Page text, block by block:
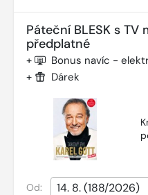
Páteční BLESK s
předplatné
+ Bonus navíc -
+ Dárek
Od: